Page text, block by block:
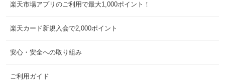
楽天市場アプリのご利用で最大1,000ポイント！
楽天カード新規入会で2,000ポイント
安心・安全への取り組み
ご利用ガイド